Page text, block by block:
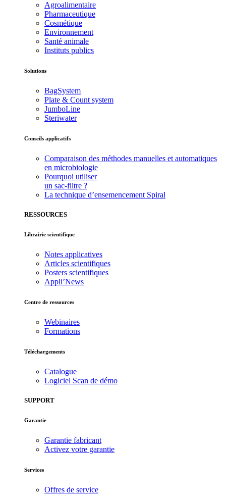
Agroalimentaire
Pharmaceutique
Cosmétique
Environnement
Santé animale
Instituts publics
Solutions
BagSystem
Plate & Count system
JumboLine
Steriwater
Conseils applicatifs
Comparaison des méthodes manuelles et automatiques
en microbiologie
Pourquoi utiliser
un sac-filtre ?
La technique d’ensemencement Spiral
RESSOURCES
Librairie scientifique
Notes applicatives
Articles scientifiques
Posters scientifiques
Appli’News
Centre de ressources
Webinaires
Formations
Téléchargements
Catalogue
Logiciel Scan de démo
SUPPORT
Garantie
Garantie fabricant
Activez votre garantie
Services
Offres de service